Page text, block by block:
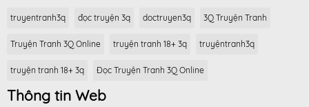
truyentranh3q đọc truyện 3q doctruyen3q 3Q Truyện Tranh
Truyện Tranh 3Q Online truyện tranh 18+ 3q truyệntranh3q
truyện tranh 18+ 3q Đọc Truyện Tranh 3Q Online
Thông tin Web